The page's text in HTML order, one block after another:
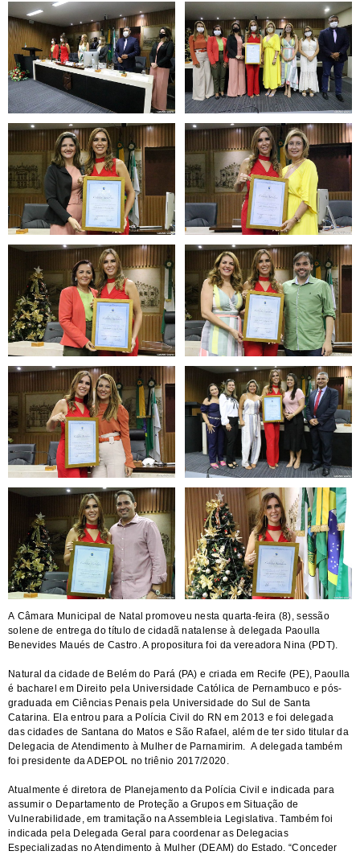
A Câmara Municipal de Natal promoveu nesta quarta-feira (8), sessão
solene de entrega do título de cidadã natalense à delegada Paoulla
Benevides Maués de Castro. A propositura foi da vereadora Nina (PDT).
Natural da cidade de Belém do Pará (PA) e criada em Recife (PE), Paoulla
é bacharel em Direito pela Universidade Católica de Pernambuco e pós-
graduada em Ciências Penais pela Universidade do Sul de Santa
Catarina. Ela entrou para a Polícia Civil do RN em 2013 e foi delegada
das cidades de Santana do Matos e São Rafael, além de ter sido titular da
Delegacia de Atendimento à Mulher de Parnamirim. A delegada também
foi presidente da ADEPOL no triênio 2017/2020.
Atualmente é diretora de Planejamento da Polícia Civil e indicada para
assumir o Departamento de Proteção a Grupos em Situação de
Vulnerabilidade, em tramitação na Assembleia Legislativa. Também foi
indicada pela Delegada Geral para coordenar as Delegacias
Especializadas no Atendimento à Mulher (DEAM) do Estado. “Conceder